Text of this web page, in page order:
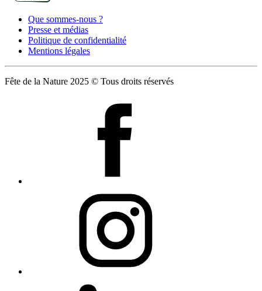
Que sommes-nous ?
Presse et médias
Politique de confidentialité
Mentions légales
Fête de la Nature 2025 © Tous droits réservés